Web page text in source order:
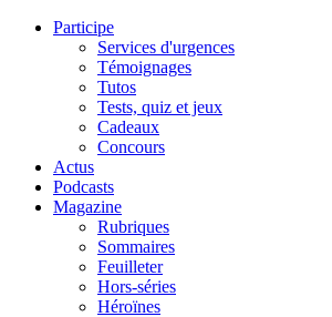
Participe
Services d'urgences
Témoignages
Tutos
Tests, quiz et jeux
Cadeaux
Concours
Actus
Podcasts
Magazine
Rubriques
Sommaires
Feuilleter
Hors-séries
Héroïnes